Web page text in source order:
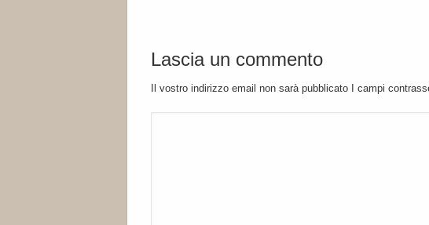
Lascia un commento
Il vostro indirizzo email non sarà pubblicato I campi